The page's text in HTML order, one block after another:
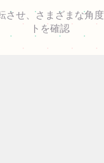
させ、さまざまな角
トを確認